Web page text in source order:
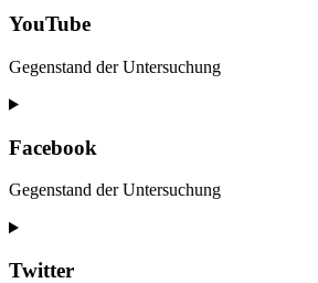
service
YouTube
Gegenstand der Untersuchung
Consent
service
Facebook
Gegenstand der Untersuchung
Consent
service
Twitter